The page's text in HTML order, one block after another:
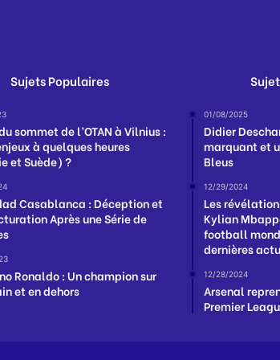
Sujets Populaires
sommet de l’OTAN à Vilnius :
à quelques heures
et Suède) ?
Casablanca : Déception et
Après une Série de
Ronaldo : Un champion sur
et en dehors
01/08/2025
Didier
marquant et
Bleus
12/29/2024
Les
Kylian
football
dernières
12/28/2024
Arsenal
Premier